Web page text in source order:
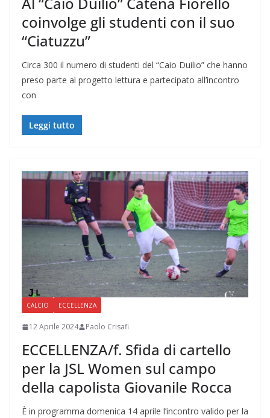
coinvolge gli studenti con il suo
“Ciatuzzu”
Circa 300 il numero di studenti del “Caio Duilio” che hanno
preso parte al progetto lettura e partecipato all’incontro
con
Leggi tutto
CALCIO ECCELLENZA
12 Aprile 2024 Paolo Crisafi
ECCELLENZA/f. Sfida di cartello
per la JSL Women sul campo
della capolista Giovanile Rocca
È in programma domenica 14 aprile l’incontro valido per la